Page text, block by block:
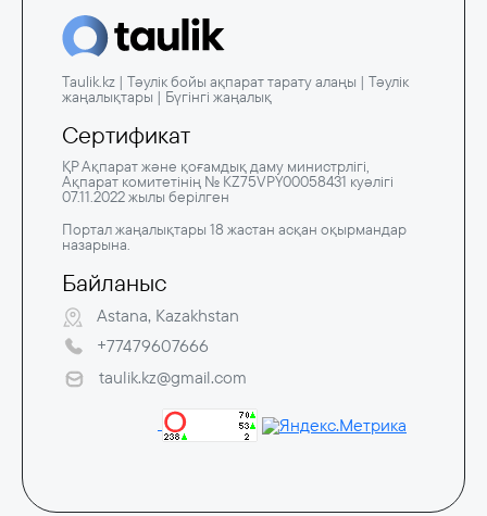
Taulik.kz | Тәулік бойы ақпарат тарату алаңы | Тәулік
жаңалықтары | Бүгінгі жаңалық
Сертификат
ҚР Ақпарат және қоғамдық даму министрлігі,
Ақпарат комитетінің № KZ75VPY00058431 куәлігі
07.11.2022 жылы берілген
Портал жаңалықтары 18 жастан асқан оқырмандар
назарына.
Байланыс
Astana, Kazakhstan
+77479607666
taulik.kz@gmail.com